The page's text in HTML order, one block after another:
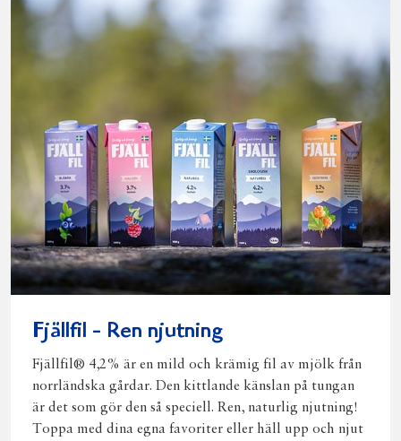
Fjällfil - Ren njutning
Fjällfil® 4,2% är en mild och krämig fil av mjölk från
norrländska gårdar. Den kittlande känslan på tungan
är det som gör den så speciell. Ren, naturlig njutning!
Toppa med dina egna favoriter eller häll upp och njut